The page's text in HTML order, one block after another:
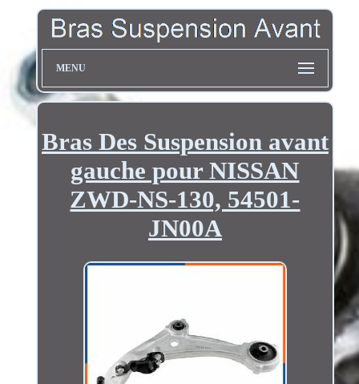
MENU
Bras Des Suspension avant
gauche pour NISSAN
ZWD-NS-130, 54501-
JN00A